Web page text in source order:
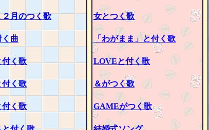
２月のつく歌
く曲
付く歌
付く歌
付く歌
女とつく歌
「わがまま」と付く歌
LOVEと付く歌
＆がつく歌
GAMEがつく歌